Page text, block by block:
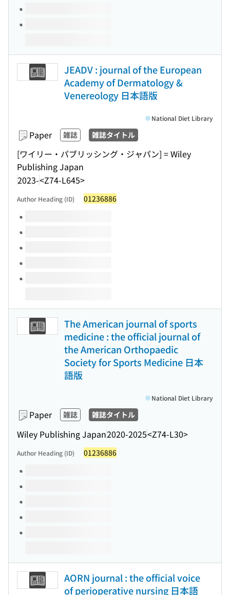
JEADV : journal of the European
Academy of Dermatology &
Venereology 日本語版
Paper 雑誌 雑誌タイトル
[ワイリー・パブリッシング・ジャパン] = Wiley
Publishing Japan
2023-<Z74-L645>
National Diet Library
Author Heading (ID) 01236886
Volumes of this title
The American journal of sports
medicine : the official journal of
the American Orthopaedic
Society for Sports Medicine 日本
語版
Paper 雑誌 雑誌タイトル
Wiley Publishing Japan2020-2025<Z74-L30>
National Diet Library
Author Heading (ID) 01236886
Volumes of this title
AORN journal : the official voice
of perioperative nursing 日本語